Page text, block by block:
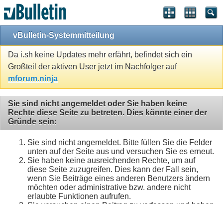
vBulletin-Systemmitteilung
Da i.sh keine Updates mehr erfährt, befindet sich ein
Großteil der aktiven User jetzt im Nachfolger auf
mforum.ninja
Sie sind nicht angemeldet oder Sie haben keine
Rechte diese Seite zu betreten. Dies könnte einer der
Gründe sein:
Sie sind nicht angemeldet. Bitte füllen Sie die Felder
unten auf der Seite aus und versuchen Sie es erneut.
Sie haben keine ausreichenden Rechte, um auf
diese Seite zuzugreifen. Dies kann der Fall sein,
wenn Sie Beiträge eines anderen Benutzers ändern
möchten oder administrative bzw. andere nicht
erlaubte Funktionen aufrufen.